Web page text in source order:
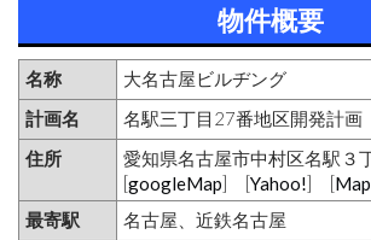
物件概要
名称
大名古屋ビルヂング
計画名
名駅三丁目27番地区開発計画
住所
愛知県名古屋市中村区名駅３
[googleMap] [Yahoo!] [
最寄駅
名古屋、近鉄名古屋